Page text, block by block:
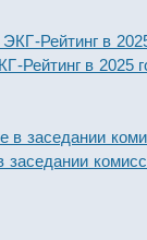
Рейтинг в 2025
заседании